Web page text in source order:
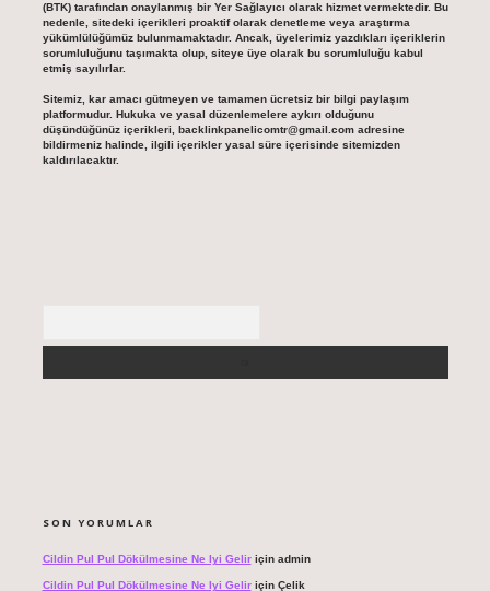
(BTK) tarafından onaylanmış bir Yer Sağlayıcı olarak hizmet vermektedir. Bu
nedenle, sitedeki içerikleri proaktif olarak denetleme veya araştırma
yükümlülüğümüz bulunmamaktadır. Ancak, üyelerimiz yazdıkları içeriklerin
sorumluluğunu taşımakta olup, siteye üye olarak bu sorumluluğu kabul
etmiş sayılırlar.
Sitemiz, kar amacı gütmeyen ve tamamen ücretsiz bir bilgi paylaşım
platformudur. Hukuka ve yasal düzenlemelere aykırı olduğunu
düşündüğünüz içerikleri, backlinkpanelicomtr@gmail.comadresine
bildirmeniz halinde, ilgili içerikler yasal süre içerisinde sitemizden
kaldırılacaktır.
SON YORUMLAR
Cildin Pul Pul Dökülmesine Ne Iyi Geliriçin admin
Cildin Pul Pul Dökülmesine Ne Iyi Geliriçin Çelik